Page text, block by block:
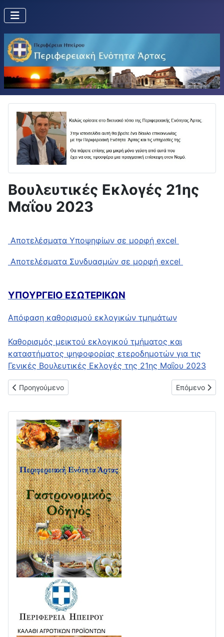
Βουλευτικές Εκλογές 21ης
Μαΐου 2023
Αποτελέσματα Υποψηφίων σε μορφή excel
Αποτελέσματα Συνδυασμών σε μορφή excel
ΥΠΟΥΡΓΕΙΟ ΕΣΩΤΕΡΙΚΩΝ
Απόφαση καθορισμού εκλογικών τμημάτων
Καθορισμός μεικτού εκλογικού τμήματος και
καταστήματος ψηφοφορίας ετεροδημοτών για τις
Γενικές Βουλευτικές Εκλογές της 21ης Μαΐου 2023
Προηγούμενο άρθρο: Βουλευτικές Εκλογές 25ης Ιουνίου 2023
Προηγούμενο Επόμενο
Επόμενο